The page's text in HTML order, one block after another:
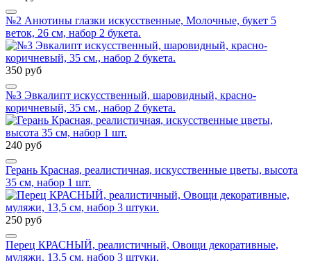
№2 Анютины глазки искусственные, Молочные, букет 5
веток, 26 см, набор 2 букета.
350 руб
№3 Эвкалипт искусственный, шаровидный, красно-
коричневый, 35 см., набор 2 букета.
240 руб
Герань Красная, реалистичная, искусственные цветы, высота
35 см, набор 1 шт.
250 руб
Перец КРАСНЫЙ, реалистичный, Овощи декоративные,
муляжи, 13,5 см, набор 3 штуки.